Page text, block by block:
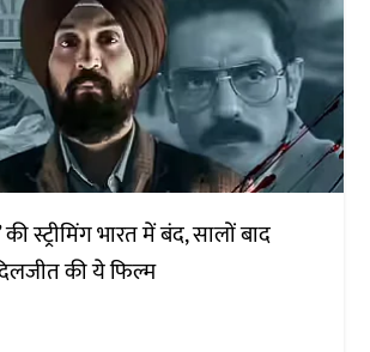
स्ट्रीमिंग भारत में बंद, सालों बाद
की ये फिल्म